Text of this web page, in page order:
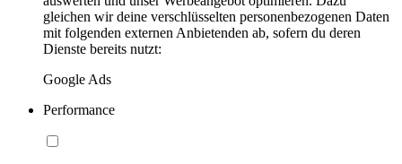
gleichen wir deine verschlüsselten personenbezogenen Daten
mit folgenden externen Anbietenden ab, sofern du deren
Dienste bereits nutzt:
Google Ads
Performance